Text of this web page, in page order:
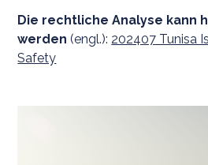
Die rechtliche Analyse kann
werden (engl.): 202407 Tunisa
Safety